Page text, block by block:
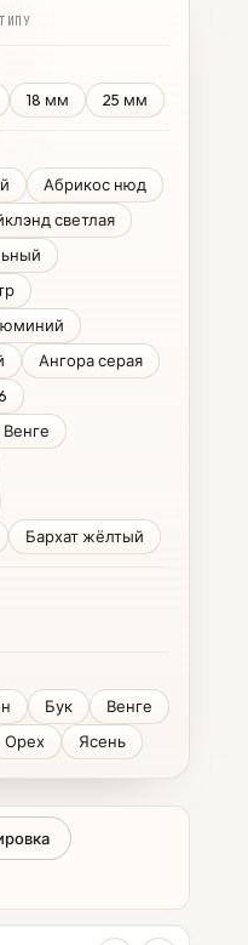
18 мм 25 мм
Абрикос нюд
светлая
Ангора серая
Бархат жёлтый
Бук
Венге
Орех Ясень